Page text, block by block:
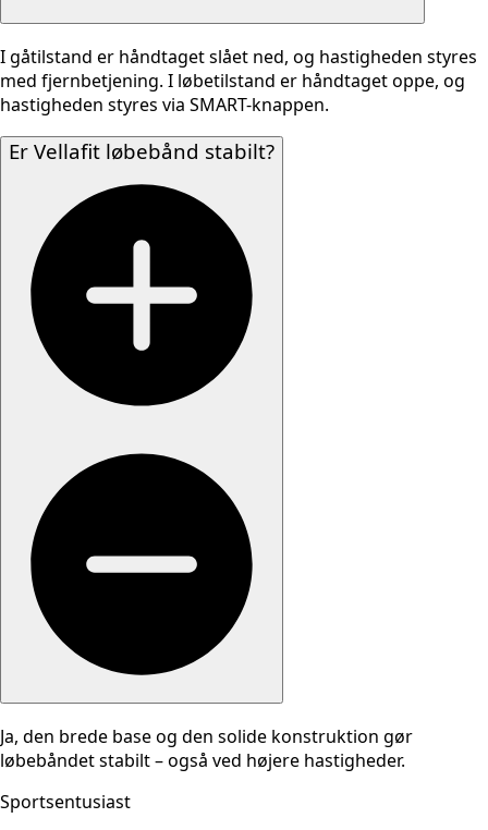
I gåtilstand er håndtaget slået ned, og hastigheden styres
med fjernbetjening. I løbetilstand er håndtaget oppe, og
hastigheden styres via SMART-knappen.
Er Vellafit løbebånd stabilt?
Ja, den brede base og den solide konstruktion gør
løbebåndet stabilt – også ved højere hastigheder.
Sportsentusiast